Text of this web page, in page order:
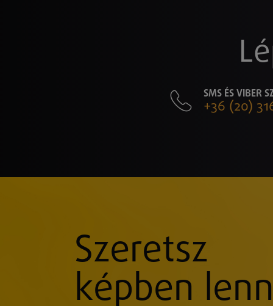
SMS ÉS VIBER
+36 (20)
Szeretsz
képben